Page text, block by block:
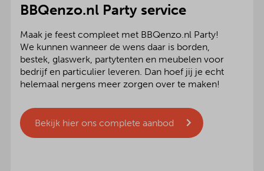
BBQenzo.nl Party service
Maak je feest compleet met BBQenzo.nl Party!
We kunnen wanneer de wens daar is borden,
bestek, glaswerk, partytenten en meubelen voor
bedrijf en particulier leveren. Dan hoef jij je echt
helemaal nergens meer zorgen over te maken!
Bekijk hier ons complete aanbod